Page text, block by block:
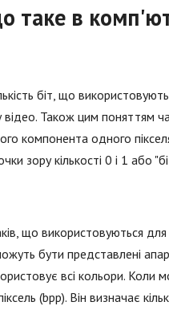
таке в
біт, що
Також цим поняттям
компонента одного
зору кількості 0 і 1 або
що використовуються
можуть бути представлені
всі кольори. Коли
(bpp). Він визначає